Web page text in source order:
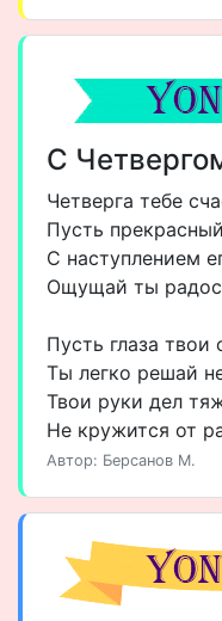
С
Четверга тебе
Пусть
С наступлением
Ощущай ты
Пусть глаза твои
Ты легко решай
Твои руки дел
Не кружится от
Автор: Берсанов М.